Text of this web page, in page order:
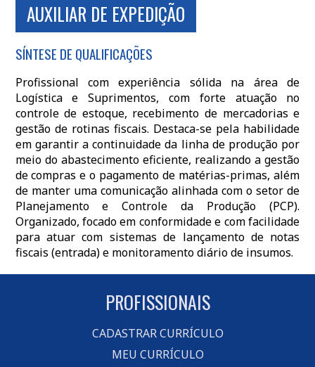
AUXILIAR DE EXPEDIÇÃO
SÍNTESE DE QUALIFICAÇÕES
Profissional com experiência sólida na área de
Logística e Suprimentos, com forte atuação no
controle de estoque, recebimento de mercadorias e
gestão de rotinas fiscais. Destaca-se pela habilidade
em garantir a continuidade da linha de produção por
meio do abastecimento eficiente, realizando a gestão
de compras e o pagamento de matérias-primas, além
de manter uma comunicação alinhada com o setor de
Planejamento e Controle da Produção (PCP).
Organizado, focado em conformidade e com facilidade
para atuar com sistemas de lançamento de notas
fiscais (entrada) e monitoramento diário de insumos.
PROFISSIONAIS
CADASTRAR CURRÍCULO
MEU CURRÍCULO